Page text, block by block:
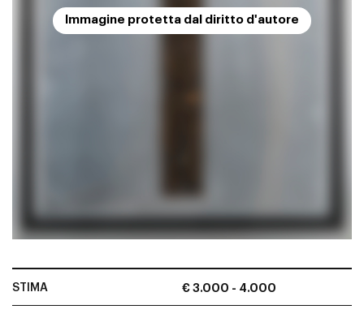
Immagine protetta dal diritto d'autore
STIMA € 3.000 - 4.000